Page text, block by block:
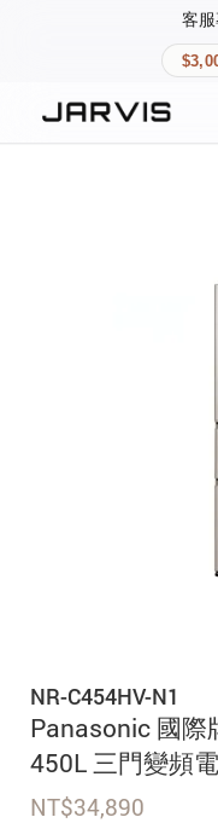
客
NR-C454HV-N1
Panasonic 國際
450L 三門變頻
NT$34,890
快速連結
登入後可查看訂單、會員
加入 JARVIS VIP